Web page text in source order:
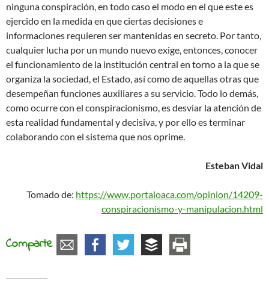
ninguna conspiración, en todo caso el modo en el que este es
ejercido en la medida en que ciertas decisiones e
informaciones requieren ser mantenidas en secreto. Por tanto,
cualquier lucha por un mundo nuevo exige, entonces, conocer
el funcionamiento de la institución central en torno a la que se
organiza la sociedad, el Estado, así como de aquellas otras que
desempeñan funciones auxiliares a su servicio. Todo lo demás,
como ocurre con el conspiracionismo, es desviar la atención de
esta realidad fundamental y decisiva, y por ello es terminar
colaborando con el sistema que nos oprime.
Esteban Vidal
Tomado de: https://www.portaloaca.com/opinion/14209-
conspiracionismo-y-manipulacion.html
Comparte